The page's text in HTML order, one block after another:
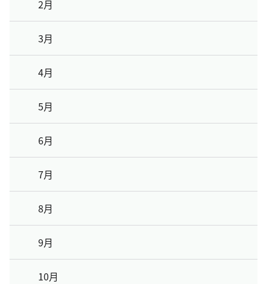
2月
3月
4月
5月
6月
7月
8月
9月
10月